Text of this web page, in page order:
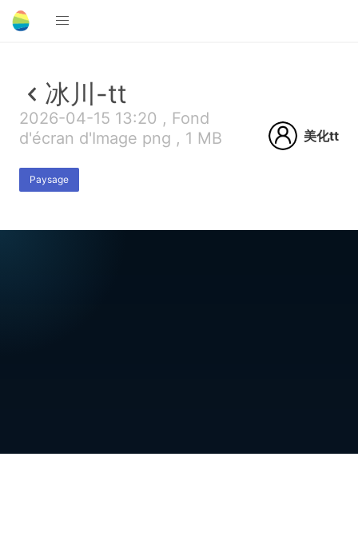
冰川-tt
2026-04-15 13:20 , Fond
d'écran d'Image png , 1 MB
Paysage
美化tt